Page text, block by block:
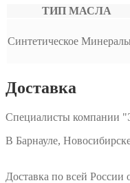
ТИП МАСЛА
Синтетическое
Доставка
Специалисты компании
В Барнауле,
Доставка по всей